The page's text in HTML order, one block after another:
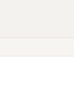
N O P
W X Y